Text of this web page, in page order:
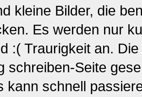
kleine Bilder, die
Es werden nur
:( Traurigkeit an.
schreiben-Seite
kann schnell